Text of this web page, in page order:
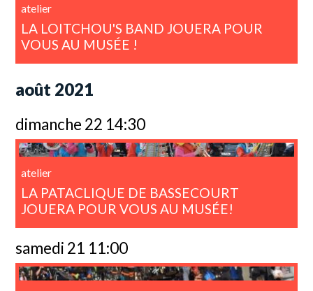
atelier
LA LOITCHOU'S BAND JOUERA POUR
VOUS AU MUSÉE !
août 2021
dimanche 22 14:30
atelier
LA PATACLIQUE DE BASSECOURT
JOUERA POUR VOUS AU MUSÉE!
samedi 21 11:00